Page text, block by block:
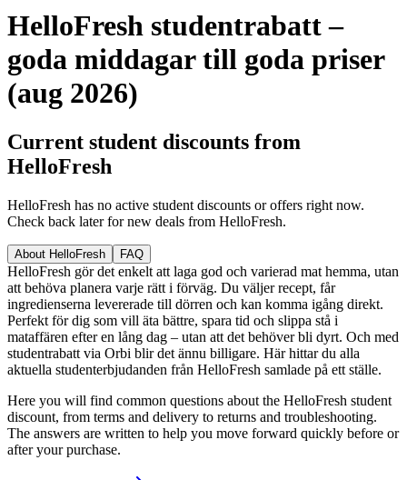
HelloFresh studentrabatt –
goda middagar till goda priser
(aug 2026)
Current student discounts from
HelloFresh
HelloFresh has no active student discounts or offers right now.
Check back later for new deals from HelloFresh.
About HelloFresh FAQ
HelloFresh gör det enkelt att laga god och varierad mat hemma, utan
att behöva planera varje rätt i förväg. Du väljer recept, får
ingredienserna levererade till dörren och kan komma igång direkt.
Perfekt för dig som vill äta bättre, spara tid och slippa stå i
mataffären efter en lång dag – utan att det behöver bli dyrt. Och med
studentrabatt via Orbi blir det ännu billigare. Här hittar du alla
aktuella studenterbjudanden från HelloFresh samlade på ett ställe.
Here you will find common questions about the HelloFresh student
discount, from terms and delivery to returns and troubleshooting.
The answers are written to help you move forward quickly before or
after your purchase.